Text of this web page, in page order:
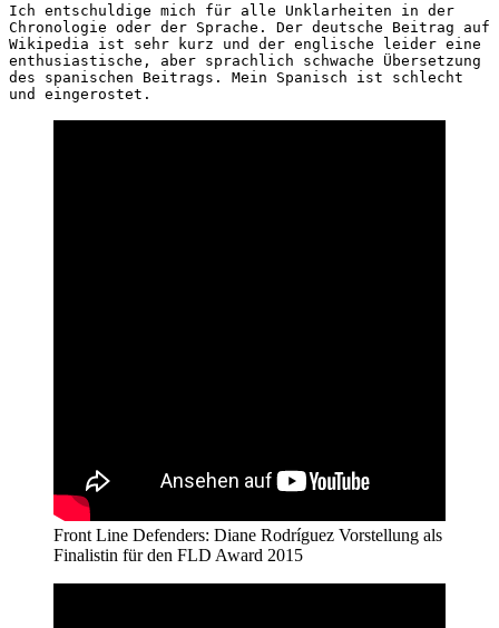
Ich entschuldige mich für alle Unklarheiten in der
Chronologie oder der Sprache. Der deutsche Beitrag auf
Wikipedia ist sehr kurz und der englische leider eine
enthusiastische, aber sprachlich schwache Übersetzung
des spanischen Beitrags. Mein Spanisch ist schlecht
und eingerostet.
Front Line Defenders: Diane Rodríguez Vorstellung als
Finalistin für den FLD Award 2015